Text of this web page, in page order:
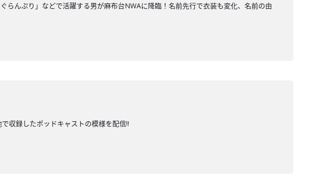
らんぷり」などで活躍する男が麻布台NWAに降臨！名前先行で衣装も変化、名前の由
収録したポッドキャストの模様を配信!!